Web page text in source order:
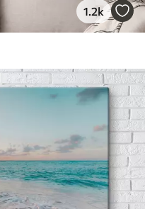
1.2k